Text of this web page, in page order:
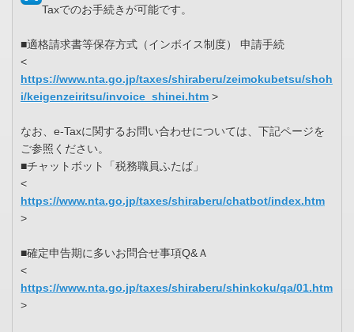
Taxでのお手続きが可能です。
■適格請求書等保存方式（インボイス制度） 申請手続
<
https://www.nta.go.jp/taxes/shiraberu/zeimokubetsu/shoh
i/keigenzeiritsu/invoice_shinei.htm >
なお、e-Taxに関するお問い合わせについては、下記ページを
ご参照ください。
■チャットボット「税務職員ふたば」
<
https://www.nta.go.jp/taxes/shiraberu/chatbot/index.htm
>
■確定申告期に多いお問合せ事項Q&Ａ
<
https://www.nta.go.jp/taxes/shiraberu/shinkoku/qa/01.htm
>